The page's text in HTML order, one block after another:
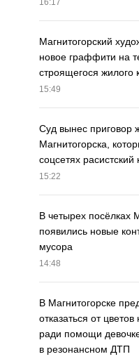
16:17
Магнитогорский
новое граффити на
строящегося жилого
15:49
Суд вынес приговор
Магнитогорска,
соцсетях
15:22
В четырех посёлках
появились новые
мусора
14:48
В Магнитогорске
отказаться от
ради помощи
в резонансном ДТП